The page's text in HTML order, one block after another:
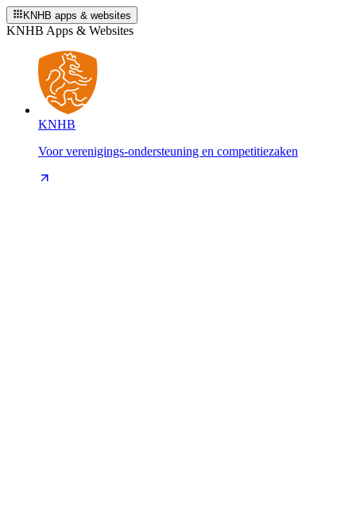
KNHB apps & websites
KNHB Apps & Websites
KNHB
Voor verenigings-ondersteuning en competitiezaken